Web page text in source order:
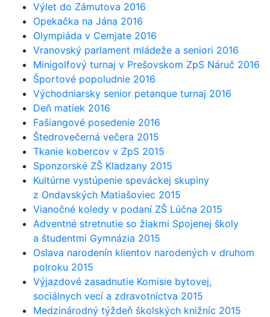
Výlet do Zámutova 2016
Opekačka na Jána 2016
Olympiáda v Cemjate 2016
Vranovský parlament mládeže a seniori 2016
Minigolfový turnaj v Prešovskom ZpS Náruč 2016
Športové popoludnie 2016
Východniarsky senior petanque turnaj 2016
Deň matiek 2016
Fašiangové posedenie 2016
Štedrovečerná večera 2015
Tkanie kobercov v ZpS 2015
Sponzorské ZŠ Kladzany 2015
Kultúrne vystúpenie speváckej skupiny
z Ondavských Matiašoviec 2015
Vianočné koledy v podaní ZŠ Lúčna 2015
Adventné stretnutie so žiakmi Spojenej školy
a študentmi Gymnázia 2015
Oslava narodenín klientov narodených v druhom
polroku 2015
Výjazdové zasadnutie Komisie bytovej,
sociálnych vecí a zdravotníctva 2015
Medzinárodný týždeň školských knižníc 2015